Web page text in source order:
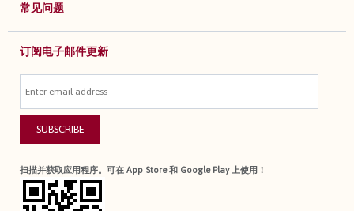
常见问题
订阅电子邮件更新
SUBSCRIBE
扫描并获取应用程序。可在 App Store 和 Google Play 上使用！